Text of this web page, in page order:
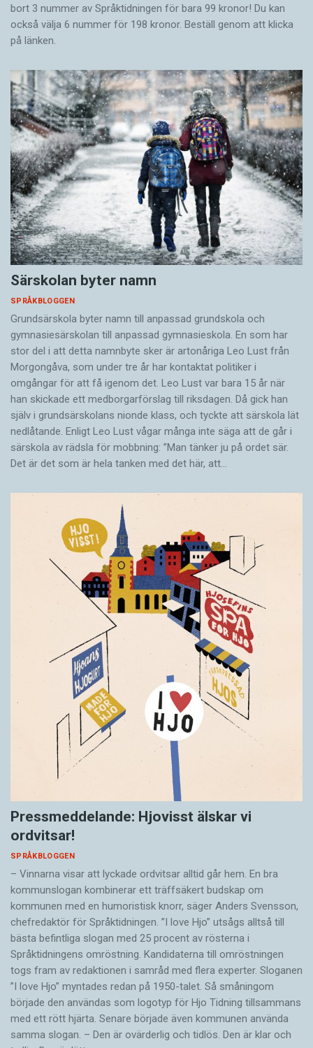
bort 3 nummer av Språktidningen för bara 99 kronor! Du kan
också välja 6 nummer för 198 kronor. Beställ genom att klicka
på länken.
Särskolan byter namn
SPRÅKBLOGGEN
Grundsärskola byter namn till anpassad grundskola och
gymnasiesärskolan till anpassad gymnasieskola. En som har
stor del i att detta namnbyte sker är artonåriga Leo Lust från
Morgongåva, som under tre år har kontaktat politiker i
omgångar för att få igenom det. Leo Lust var bara 15 år när
han skickade ett medborgarförslag till riksdagen. Då gick han
själv i grundsärskolans nionde klass, och tyckte att särskola lät
nedlåtande. Enligt Leo Lust vågar många inte säga att de går i
särskola av rädsla för mobbning: ”Man tänker ju på ordet sär.
Det är det som är hela tanken med det här, att…
Pressmeddelande: Hjovisst älskar vi
ordvitsar!
SPRÅKBLOGGEN
– Vinnarna visar att lyckade ordvitsar alltid går hem. En bra
kommunslogan kombinerar ett träffsäkert budskap om
kommunen med en humoristisk knorr, säger Anders Svensson,
chefredaktör för Språktidningen. ”I love Hjo” utsågs alltså till
bästa befintliga slogan med 25 procent av rösterna i
Språktidningens omröstning. Kandidaterna till omröstningen
togs fram av redaktionen i samråd med flera experter. Sloganen
”I love Hjo” myntades redan på 1950-talet. Så småningom
började den användas som logotyp för Hjo Tidning tillsammans
med ett rött hjärta. Senare började även kommunen använda
samma slogan. – Den är ovärderlig och tidlös. Den är klar och